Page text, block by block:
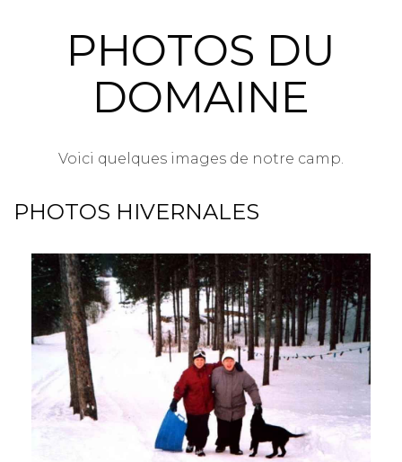
PHOTOS DU
DOMAINE
Voici quelques images de notre camp.
PHOTOS HIVERNALES